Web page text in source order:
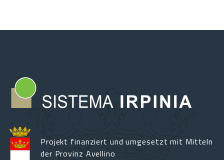
Projekt finanziert und umgesetzt mit Mitteln
der Provinz Avellino